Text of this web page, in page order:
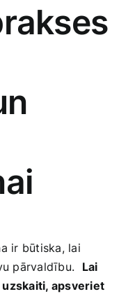
ir būtiska, lai
​pārvaldību.
Lai
apsveriet